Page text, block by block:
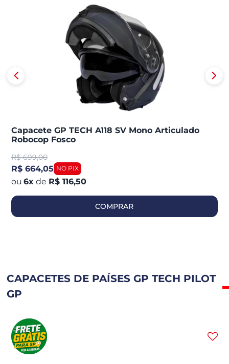
Capacete GP TECH A118 SV Mono Articulado
Robocop Fosco
R$ 699,00
R$ 664,05
6x de R$ 116,50
COMPRAR
CAPACETES DE PAÍSES GP TECH PILOT
GP